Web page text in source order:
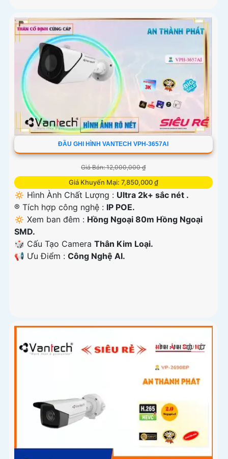
ĐẦU GHI HÌNH VANTECH VPH-3657AI
Giá Bán: 12,000,000 ₫
Giá Khuyến Mại: 7,850,000 ₫
🔅 Hình Ành Chất Lượng : Ultra 2k+ sắc nét .
®️ Tích hợp công nghệ : IP POE.
🔅 Xem ban đêm : Hồng Ngoại 80m Hồng Ngoại
SMD.
🎲 Cấu Tạo Camera Thân Kim Loại.
️📢 Ưu Điểm : Công Nghệ AI.